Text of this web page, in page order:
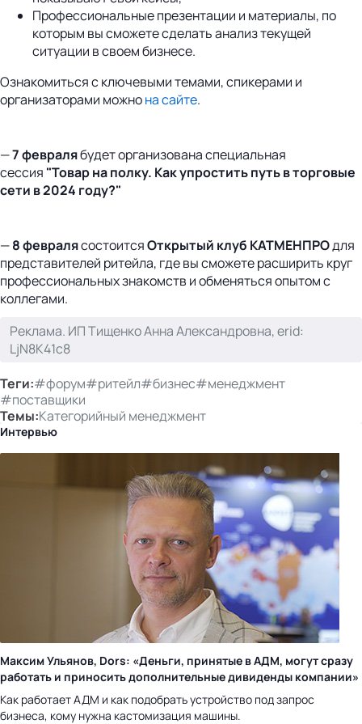
Профессиональные презентации и материалы, по
которым вы сможете сделать анализ текущей
ситуации в своем бизнесе.
Ознакомиться с ключевыми темами, спикерами и
организаторами можнона сайте.
—7 февралябудет организована специальная
сессия "Товар на полку. Как упростить путь в торговые
сети в 2024 году?"
—8 февралясостоитсяОткрытый клуб КАТМЕНПРОдля
представителей ритейла, где вы сможете расширить круг
профессиональных знакомств и обменяться опытом с
коллегами.
Реклама. ИП Тищенко Анна Александровна, erid:
LjN8K41c8
Теги:#форум#ритейл#бизнес#менеджмент
#поставщики
Темы:Категорийный менеджмент
Интервью
Максим Ульянов, Dors: «Деньги, принятые в АДМ, могут сразу
работать и приносить дополнительные дивиденды компании»
Как работает АДМ и как подобрать устройство под запрос
бизнеса, кому нужна кастомизация машины.